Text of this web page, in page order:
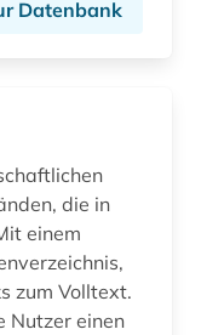
Datenbank
die in
einem
zum Volltext.
Nutzer einen